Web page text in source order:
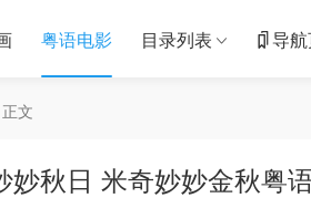
粤语电影 目录列表 导
正文
妙秋日 米奇妙妙金秋粤